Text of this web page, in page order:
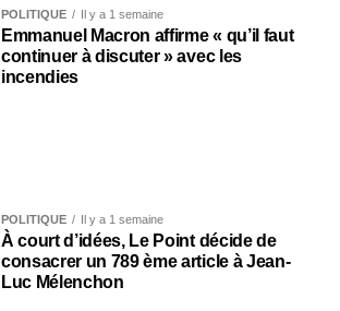
POLITIQUE Il y a 1 semaine
Emmanuel Macron affirme « qu’il faut
continuer à discuter » avec les
incendies
POLITIQUE Il y a 1 semaine
À court d’idées, Le Point décide de
consacrer un 789 ème article à Jean-
Luc Mélenchon